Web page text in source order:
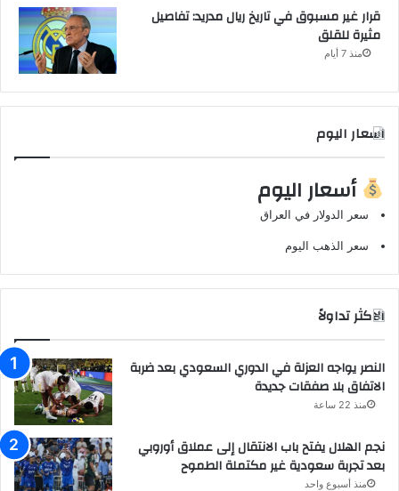
قرار غير مسبوق في تاريخ ريال مدريد: تفاصيل
مثيرة للقلق
منذ 7 أيام
اسعار اليوم
أسعار اليوم
سعر الدولار في العراق
سعر الذهب اليوم
الاكثر تداولاً
النصر يواجه العزلة في الدوري السعودي بعد ضربة
الاتفاق بلا صفقات جديدة
منذ 22 ساعة
نجم الهلال يفتح باب الانتقال إلى عملاق أوروبي
بعد تجربة سعودية غير مكتملة الطموح
منذ أسبوع واحد